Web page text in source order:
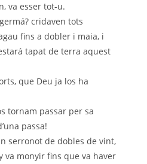
va esser tot-u.
cridaven tots
fins a dobler i maia, i
tapat de terra aquest
que Deu ja los ha
tornam passar per sa
passa!
serronot de dobles de vint,
va monyir fins que va haver